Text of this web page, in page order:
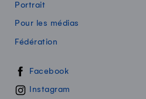
Portrait
Pour les médias
Fédération
Swissmilk sur les réseaux sociaux
Facebook
Instagram